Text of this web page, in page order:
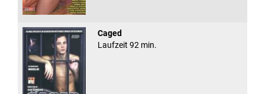
Caged
Laufzeit 92 min.